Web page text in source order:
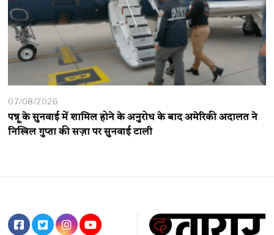
07/08/2026
पन्नू के सुनवाई में शामिल होने के अनुरोध के बाद अमेरिकी अदालत ने
निखिल गुप्ता की सज़ा पर सुनवाई टाली